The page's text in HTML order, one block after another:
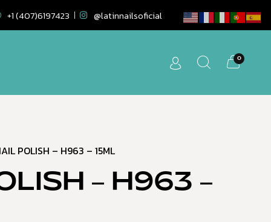
+1 (407)6197423 @latinnailsoficial
0
POLISH – H963 – 15ML
– H963 –